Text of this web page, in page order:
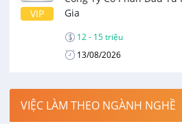
VIP
Gia
12 - 15 triệu
13/08/2026
VIỆC LÀM THEO NGÀNH NGHỀ